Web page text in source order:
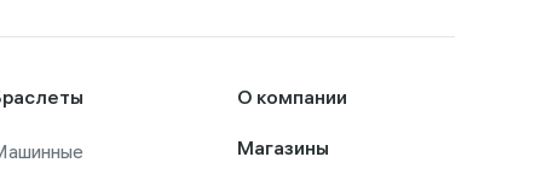
О компании
Магазины